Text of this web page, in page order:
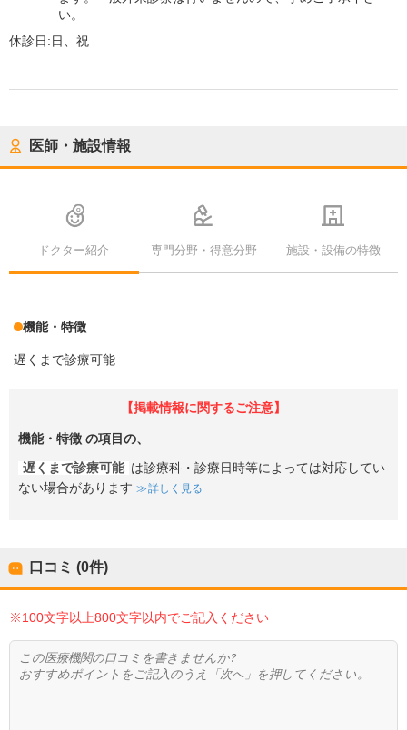
い。
休診日:日、祝
医師・施設情報
ドクター紹介 専門分野・得意分野 施設・設備の特徴
機能・特徴
遅くまで診療可能
【掲載情報に関するご注意】
機能・特徴 の項目の、
遅くまで診療可能 は診療科・診療日時等によっては対応してい
ない場合があります
詳しく見る
口コミ (0件)
※100文字以上800文字以内でご記入ください